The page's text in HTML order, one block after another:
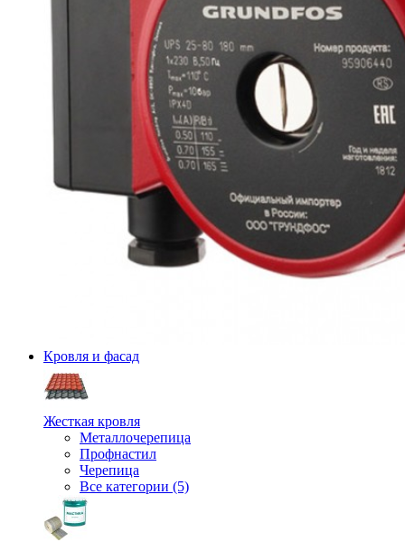
Кровля и фасад
Жесткая кровля
Металлочерепица
Профнастил
Черепица
Все категории (5)